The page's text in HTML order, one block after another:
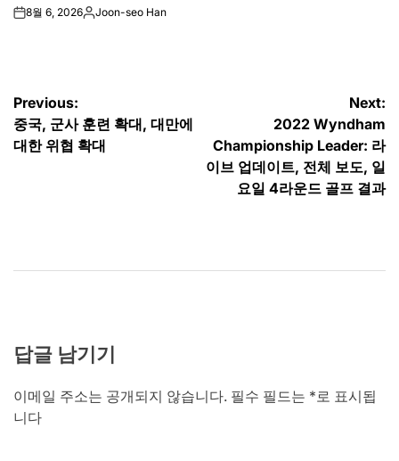
on8월 6, 2026Posted
Joon-seo Han
글
탐
Previous:
중국, 군사 훈련 확대, 대만에
대한 위협 확대
Next:
2022 Wyndham
Championship Leader: 라
이브 업데이트, 전체 보도, 일
요일 4라운드 골프 결과
답글 남기기
이메일 주소는 공개되지 않습니다. 필수 필드는 * 로 표시됩
니다